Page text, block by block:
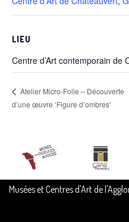
LIEU
Centre d’Art contemporain de
Atelier Micro-Folie – Découverte
d’une œuvre ‘Figure d’ombres’
Musées et Centres d'Art de